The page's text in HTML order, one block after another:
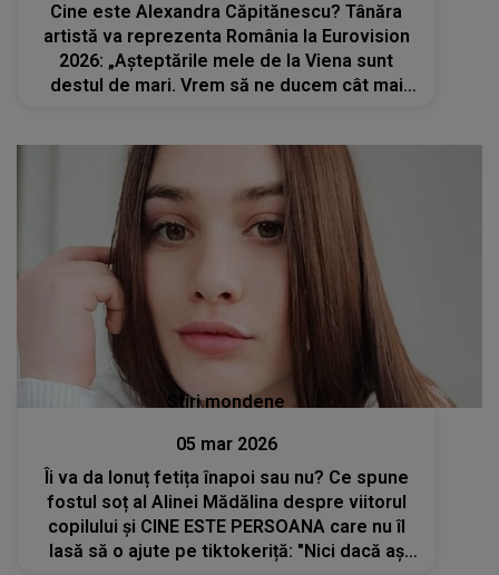
Cine este Alexandra Căpitănescu? Tânăra
artistă va reprezenta România la Eurovision
2026: „Așteptările mele de la Viena sunt
destul de mari. Vrem să ne ducem cât mai
Stiri mondene
05 mar 2026
Îi va da Ionuț fetița înapoi sau nu? Ce spune
fostul soț al Alinei Mădălina despre viitorul
copilului și CINE ESTE PERSOANA care nu îl
lasă să o ajute pe tiktokeriță: "Nici dacă aș